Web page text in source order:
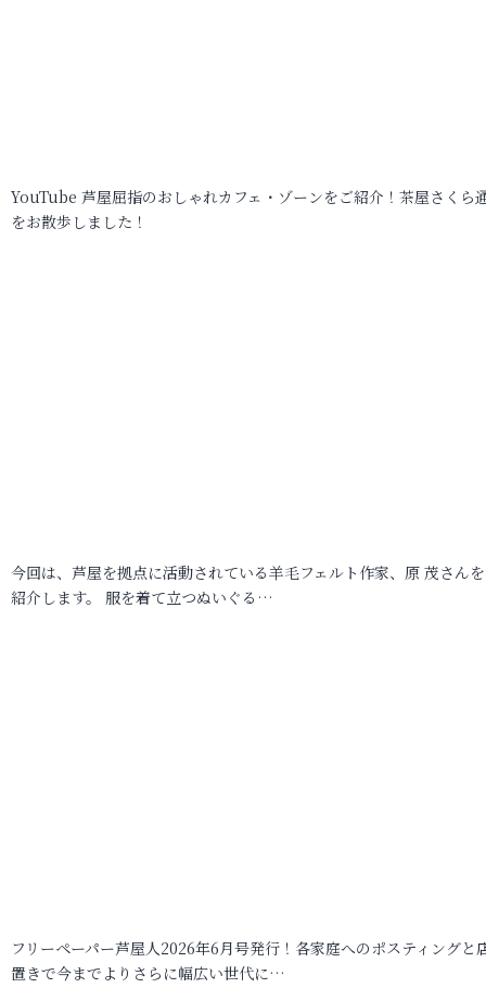
YouTube 芦屋屈指のおしゃれカフェ・ゾーンをご紹介！茶屋さくら
をお散歩しました！
今回は、芦屋を拠点に活動されている羊毛フェルト作家、原 茂さん
紹介します。 服を着て立つぬいぐる…
フリーペーパー芦屋人2026年6月号発行！各家庭へのポスティングと
置きで今までよりさらに幅広い世代に…